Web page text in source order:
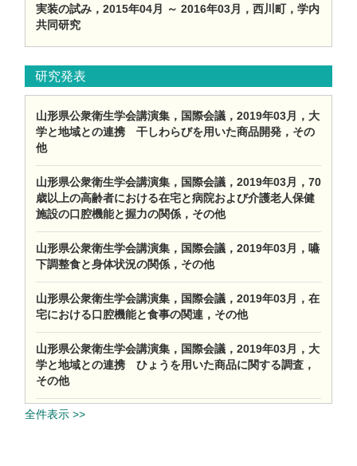
実装の試み，2015年04月 ～ 2016年03月，西川町，学内
共同研究
研究発表
山形県公衆衛生学会講演集，国際会議，2019年03月，大
学と地域との連携 干しわらびを用いた商品開発，その
他
山形県公衆衛生学会講演集，国際会議，2019年03月，70
歳以上の高齢者における在宅と病院および介護老人保健
施設の口腔機能と握力の関係，その他
山形県公衆衛生学会講演集，国際会議，2019年03月，嚥
下調整食と身体状況の関係，その他
山形県公衆衛生学会講演集，国際会議，2019年03月，在
宅における口腔機能と食事の関連，その他
山形県公衆衛生学会講演集，国際会議，2019年03月，大
学と地域との連携 ひょうを用いた商品に関する調査，
その他
全件表示 >>